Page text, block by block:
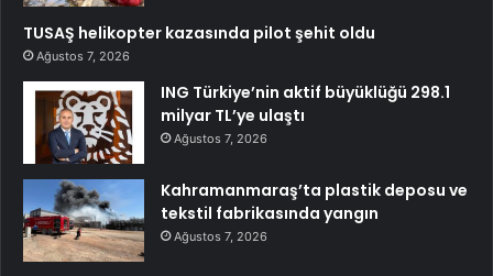
TUSAŞ helikopter kazasında pilot şehit oldu
Ağustos 7, 2026
ING Türkiye’nin aktif büyüklüğü 298.1
milyar TL’ye ulaştı
Ağustos 7, 2026
Kahramanmaraş’ta plastik deposu ve
tekstil fabrikasında yangın
Ağustos 7, 2026